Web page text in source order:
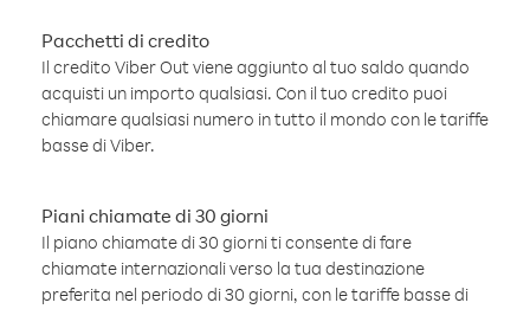
Pacchetti di credito
Il credito Viber Out viene aggiunto al tuo saldo quando
acquisti un importo qualsiasi. Con il tuo credito puoi
chiamare qualsiasi numero in tutto il mondo con le tariffe
basse di Viber.
Piani chiamate di 30 giorni
Il piano chiamate di 30 giorni ti consente di fare
chiamate internazionali verso la tua destinazione
preferita nel periodo di 30 giorni, con le tariffe basse di